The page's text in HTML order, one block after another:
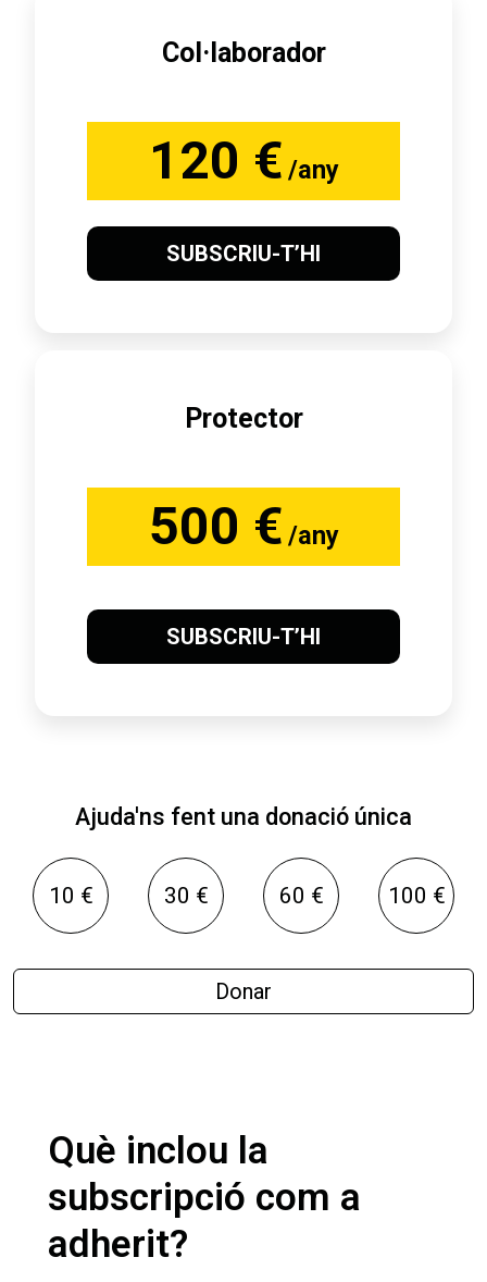
Col·laborador
120 € /any
SUBSCRIU-T’HI
Protector
500 € /any
SUBSCRIU-T’HI
Ajuda'ns fent una donació única
10 € 30 € 60 € 100 €
Donar
Què inclou la
subscripció com a
adherit?